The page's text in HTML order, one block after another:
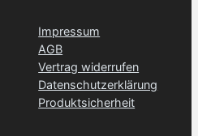
Impressum
AGB
Vertrag widerrufen
Datenschutzerklärung
Produktsicherheit